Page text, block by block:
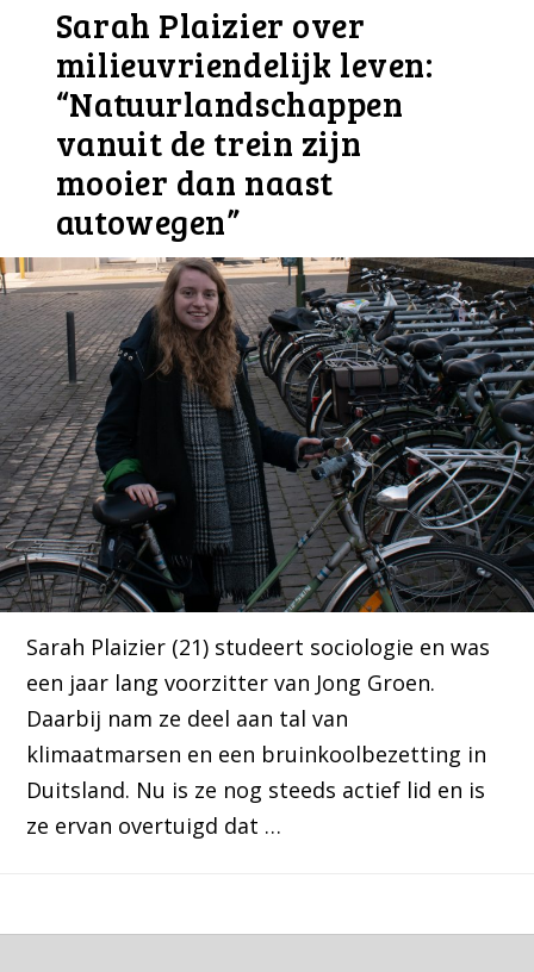
Sarah Plaizier over
milieuvriendelijk leven:
“Natuurlandschappen
vanuit de trein zijn
mooier dan naast
autowegen”
Sarah Plaizier (21) studeert sociologie en was
een jaar lang voorzitter van Jong Groen.
Daarbij nam ze deel aan tal van
klimaatmarsen en een bruinkoolbezetting in
Duitsland. Nu is ze nog steeds actief lid en is
ze ervan overtuigd dat …